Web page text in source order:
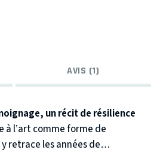
AVIS (1)
un récit de résilience
à l’art comme forme de
retrace les années de
janvier 43 à Auschwitz, et nous